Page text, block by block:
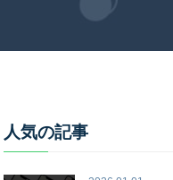
人気の記事